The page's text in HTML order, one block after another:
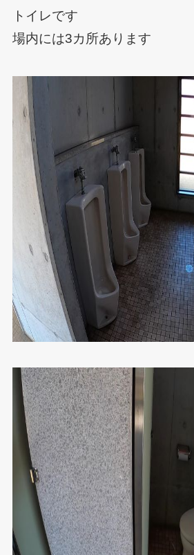
トイレです
場内には3カ所あります